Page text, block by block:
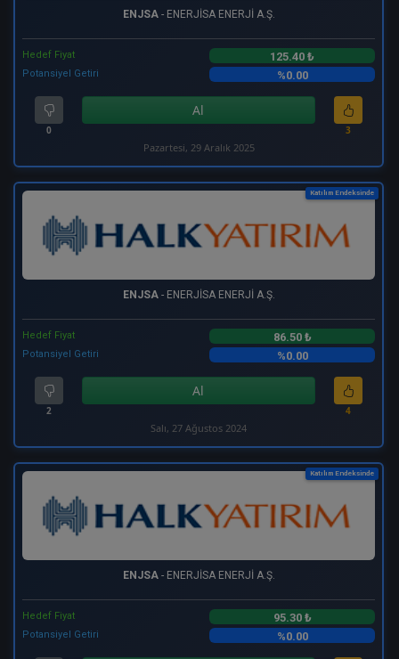
ENJSA- ENERJİSA ENERJİ A.Ş.
Hedef Fiyat 125.40 ₺
Potansiyel Getiri %0.00
0
Al
3
Pazartesi, 29 Aralık 2025
Katılım Endeksinde
ENJSA- ENERJİSA ENERJİ A.Ş.
Hedef Fiyat 86.50 ₺
Potansiyel Getiri %0.00
2
Al
4
Salı, 27 Ağustos 2024
Katılım Endeksinde
ENJSA- ENERJİSA ENERJİ A.Ş.
Hedef Fiyat 95.30 ₺
Potansiyel Getiri %0.00